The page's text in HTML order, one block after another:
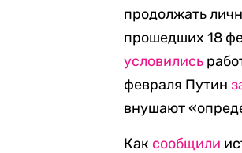
продолжать
прошедших 18
условились
февраля Путин
внушают
Как сообщили